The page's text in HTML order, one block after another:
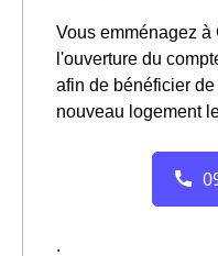
Vous emménagez à
l'ouverture du
afin de bénéficier
nouveau logement
.